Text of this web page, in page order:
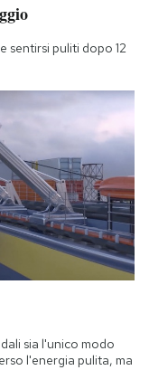
sentirsi puliti dopo 12
sia l'unico modo
l'energia pulita, ma